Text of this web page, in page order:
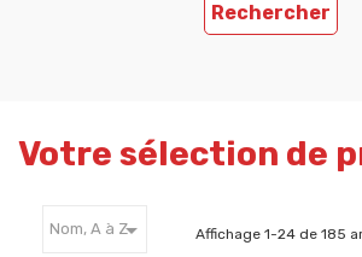
Rechercher
Votre sélection de
Nom, A à Z Affichage 1-24 de 185